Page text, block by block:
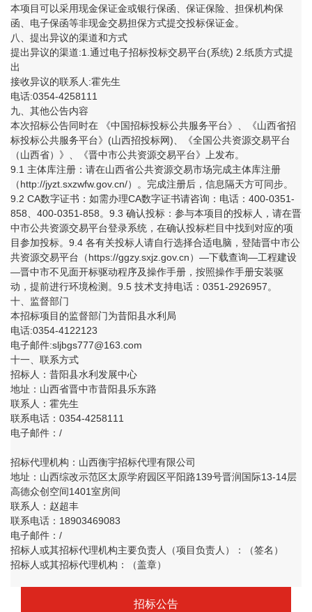
本项目可以采用现金保证金或银行保函、保证保险、担保机构保
函、电子保函等非现金交易担保方式提交投标保证金。
八、提出异议的渠道和方式
提出异议的渠道:1.通过电子招标投标交易平台(系统) 2.纸质方式提
出
接收异议的联系人:霍先生
电话:0354-4258111
九、其他公告内容
本次招标公告同时在 《中国招标投标公共服务平台》、《山西省招
标投标公共服务平台》(山西招投标网)、《全国公共资源交易平台
（山西省）》、《晋中市公共资源交易平台》上发布。
9.1 主体库注册：请在山西省公共资源交易市场完成主体库注册
（http://jyzt.sxzwfw.gov.cn/）。完成注册后，信息隔天方可同步。
9.2 CA数字证书：如需办理CA数字证书请咨询：电话：400-0351-
858、400-0351-858。9.3 确认投标：参与本项目的投标人，请在晋
中市公共资源交易平台登录系统，在确认投标栏目中找到对应的项
目参加投标。9.4 各有关投标人请自行选择合适电脑，登陆晋中市公
共资源交易平台（https://ggzy.sxjz.gov.cn）—下载查询—工程建设
—晋中市不见面开标驱动程序及操作手册，按照操作手册安装驱
动，提前进行环境检测。9.5 技术支持电话：0351-2926957。
十、监督部门
本招标项目的监督部门为昔阳县水利局
电话:0354-4122123
电子邮件:sljbgs777@163.com
十一、联系方式
招标人：昔阳县水利发展中心
地址：山西省晋中市昔阳县乐东路
联系人：霍先生
联系电话：0354-4258111
电子邮件：/
招标代理机构：山西衡宇招标代理有限公司
地址：山西综改示范区太原学府园区平阳路139号晋润国际13-14层
高德众创空间1401室房间
联系人：赵超丰
联系电话：18903469083
电子邮件：/
招标人或其招标代理机构主要负责人（项目负责人）：（签名）
招标人或其招标代理机构：（盖章）
招标公告